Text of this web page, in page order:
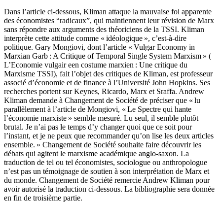
Dans l’article ci-dessous, Kliman attaque la mauvaise foi apparente
des économistes “radicaux”, qui maintiennent leur révision de Marx
sans répondre aux arguments des théoriciens de la TSSI. Kliman
interprète cette attitude comme « idéologique », c’est-à-dire
politique. Gary Mongiovi, dont l’article « Vulgar Economy in
Marxian Garb : A Critique of Temporal Single System Marxism » (
L’Economie vulgair een costume marxien : Une critique du
Marxisme TSSI), fait l’objet des critiques de Kliman, est professeur
associé d’économie et de finance à l’Université John Hopkins. Ses
recherches portent sur Keynes, Ricardo, Marx et Sraffa. Andrew
Kliman demande à Changement de Société de préciser que « lu
parallèlement à l’article de Mongiovi, « Le Spectre qui hante
l’économie marxiste » semble mesuré. Lu seul, il semble plutôt
brutal. Je n’ai pas le temps d’y changer quoi que ce soit pour
l’instant, et je ne peux que recommander qu’on lise les deux articles
ensemble. » Changement de Société souhaite faire découvrir les
débats qui agitent le marxisme académique anglo-saxon. La
traduction de tel ou tel économistes, sociologue ou anthropologue
n’est pas un témoignage de soutien à son interprétation de Marx et
du monde. Changement de Société remercie Andrew Kliman pour
avoir autorisé la traduction ci-dessous. La bibliographie sera donnée
en fin de troisième partie.